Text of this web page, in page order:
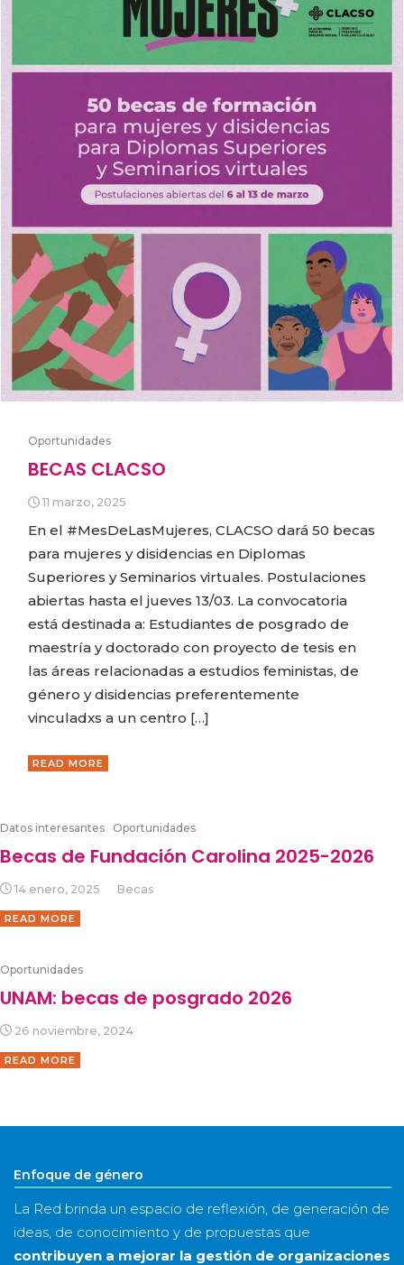
Oportunidades
BECAS CLACSO
11 marzo, 2025
En el #MesDeLasMujeres, CLACSO dará 50 becas
para mujeres y disidencias en Diplomas
Superiores y Seminarios virtuales. Postulaciones
abiertas hasta el jueves 13/03. La convocatoria
está destinada a: Estudiantes de posgrado de
maestría y doctorado con proyecto de tesis en
las áreas relacionadas a estudios feministas, de
género y disidencias preferentemente
vinculadxs a un centro […]
READ MORE
Datos interesantes Oportunidades
Becas de Fundación Carolina 2025-2026
14 enero, 2025 Becas
READ MORE
Oportunidades
UNAM: becas de posgrado 2026
26 noviembre, 2024
READ MORE
Enfoque de género
La Red brinda un espacio de reflexión, de generación de
ideas, de conocimiento y de propuestas que
contribuyen a mejorar la gestión de organizaciones